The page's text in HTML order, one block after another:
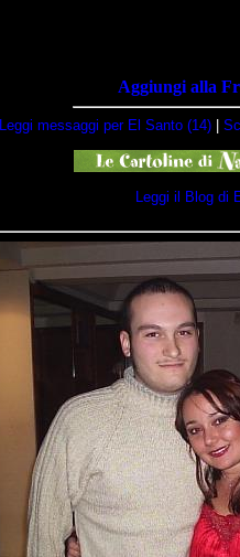
Aggiungi alla
Leggi messaggi per El Santo (14)|
Leggi il Blog di